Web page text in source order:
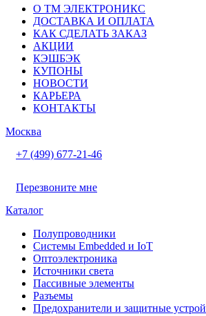
О ТМ ЭЛЕКТРОНИКС
ДОСТАВКА И ОПЛАТА
КАК СДЕЛАТЬ ЗАКАЗ
АКЦИИ
КЭШБЭК
КУПОНЫ
НОВОСТИ
КАРЬЕРА
КОНТАКТЫ
Москва
+7 (499) 677-21-46
Перезвоните мне
Каталог
Полупроводники
Системы Embedded и IoT
Oптоэлектроника
Источники света
Пассивные элементы
Разъeмы
Предохранители и защитные